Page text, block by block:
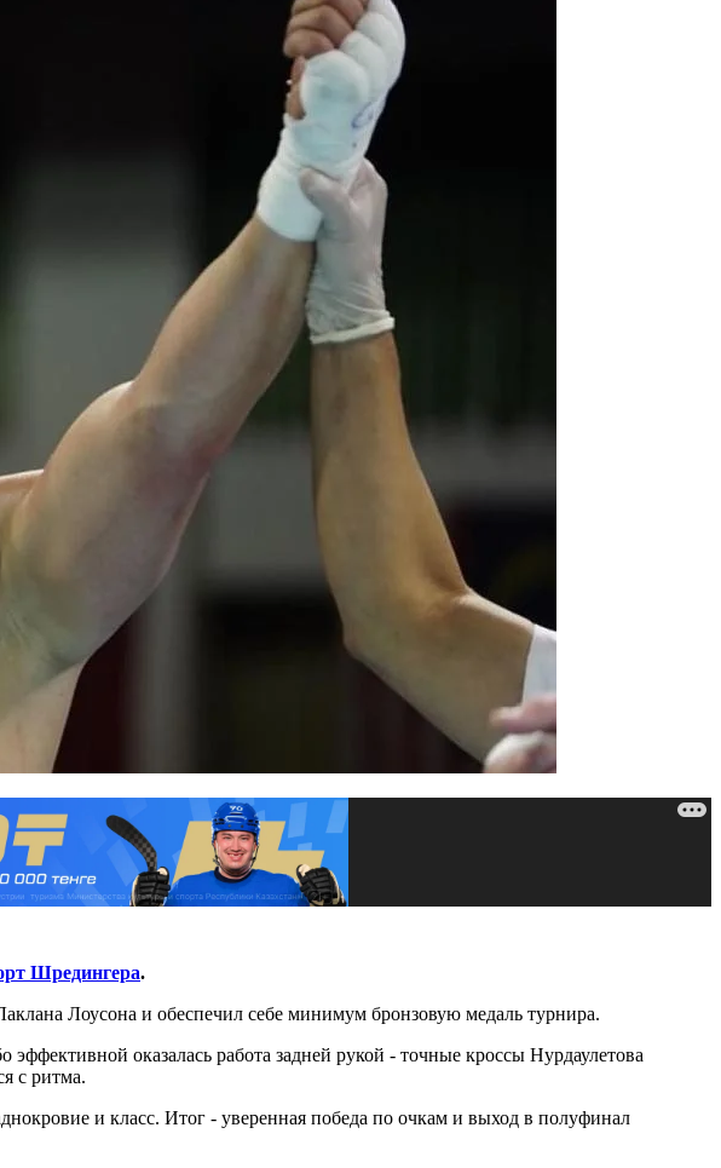
Шредингера.
Лоусона и обеспечил себе минимум бронзовую медаль турнира.
оказалась работа задней рукой - точные кроссы Нурдаулетова
с ритма.
и класс. Итог - уверенная победа по очкам и выход в полуфинал